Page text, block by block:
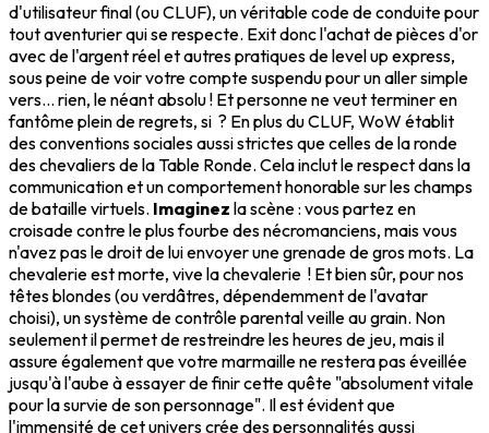
d'utilisateur final (ou CLUF), un véritable code de conduite pour
tout aventurier qui se respecte. Exit donc l'achat de pièces d'or
avec de l'argent réel et autres pratiques de level up express,
sous peine de voir votre compte suspendu pour un aller simple
vers... rien, le néant absolu ! Et personne ne veut terminer en
fantôme plein de regrets, si ? En plus du CLUF, WoW établit
des conventions sociales aussi strictes que celles de la ronde
des chevaliers de la Table Ronde. Cela inclut le respect dans la
communication et un comportement honorable sur les champs
de bataille virtuels. Imaginez la scène : vous partez en
croisade contre le plus fourbe des nécromanciens, mais vous
n'avez pas le droit de lui envoyer une grenade de gros mots. La
chevalerie est morte, vive la chevalerie ! Et bien sûr, pour nos
têtes blondes (ou verdâtres, dépendemment de l'avatar
choisi), un système de contrôle parental veille au grain. Non
seulement il permet de restreindre les heures de jeu, mais il
assure également que votre marmaille ne restera pas éveillée
jusqu'à l'aube à essayer de finir cette quête "absolument vitale
pour la survie de son personnage". Il est évident que
l'immensité de cet univers crée des personnalités aussi